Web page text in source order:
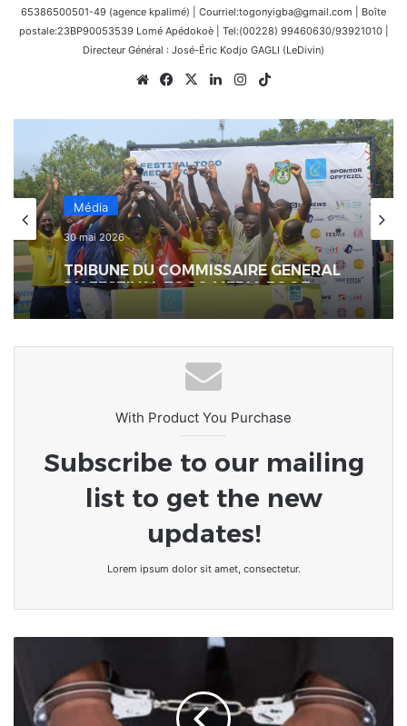
65386500501-49 (agence kpalimé) | Courriel:togonyigba@gmail.com | Boîte
postale:23BP90053539 Lomé Apédokoè | Tel:(00228) 99460630/93921010 |
Directeur Général : José-Éric Kodjo GAGLI (LeDivin)
WebsiteFacebook
X LinkedinInstagram
Média
30 mai 2026
TRIBUNE DU COMMISSAIRE GENERAL
DU FESTIVAL TOGO MEDIA FOOT
With Product You Purchase
Subscribe to our mailing
list to get the new
updates!
Lorem ipsum dolor sit amet, consectetur.
public